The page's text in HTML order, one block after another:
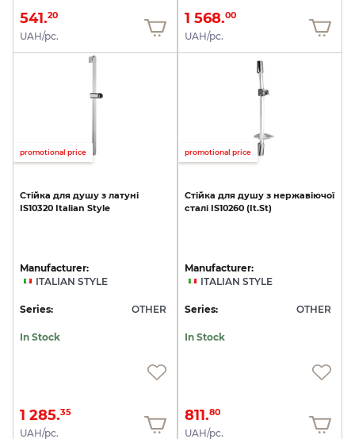
541.20
UAH/pc.
1 568.00
UAH/pc.
promotional price
Стійка для душу з латуні
IS10320 Italian Style
Manufacturer:
ITALIAN STYLE
Series: OTHER
In Stock
1 285.35
UAH/pc.
promotional price
Стійка для душу з нержавіючої
сталі IS10260 (It.St)
Manufacturer:
ITALIAN STYLE
Series: OTHER
In Stock
811.80
UAH/pc.